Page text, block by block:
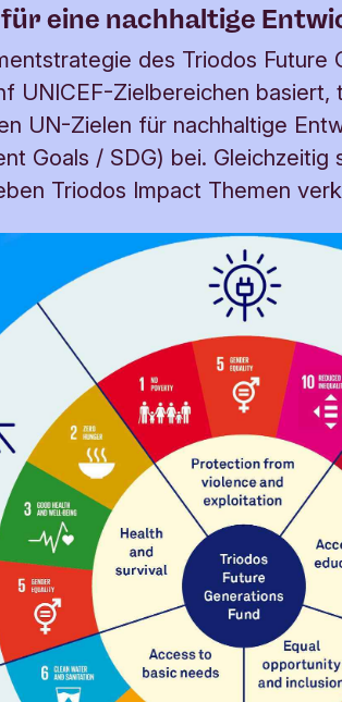
für eine nachhaltige
des Triodos Future
UNICEF-Zielbereichen basiert,
UN-Zielen für nachhaltige
Goals / SDG) bei. Gleichzeitig
Triodos Impact Themen